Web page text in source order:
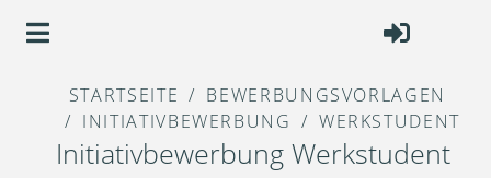
STARTSEITE
BEWERBUNGSVORLAGEN
INITIATIVBEWERBUNG
WERKSTUDENT
Initiativbewerbung Werkstudent